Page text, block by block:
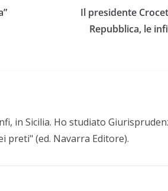
Il presidente
Repubblica, le
in Sicilia. Ho studiato
preti" (ed. Navarra Editore).